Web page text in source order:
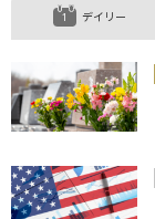
デイリー